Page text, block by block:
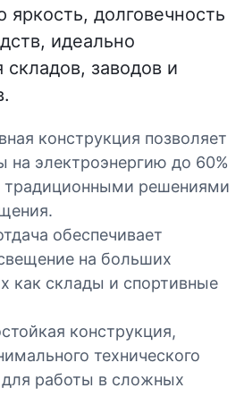
яркость, долговечность
идеально
заводов и
конструкция позволяет
на электроэнергию до 60%
традиционными решениями
обеспечивает
на больших
как склады и спортивные
конструкция,
технического
работы в сложных